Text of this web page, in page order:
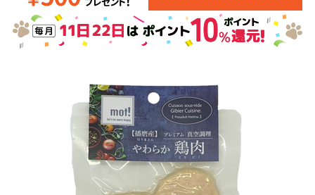
美容・ケア用品 服・おさんぽ用品
日用品（デイリー） リビング雑貨
トリマーグッズ シニアサポート
商品リクエスト
お問い合わせ